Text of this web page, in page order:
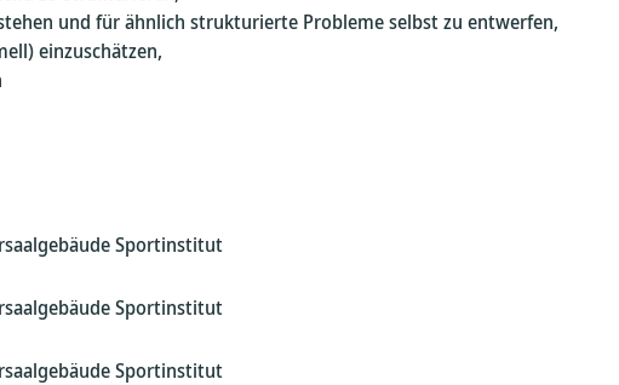
und für ähnlich strukturierte Probleme selbst zu entwerfen,
einzuschätzen,
Sportinstitut
Sportinstitut
Sportinstitut